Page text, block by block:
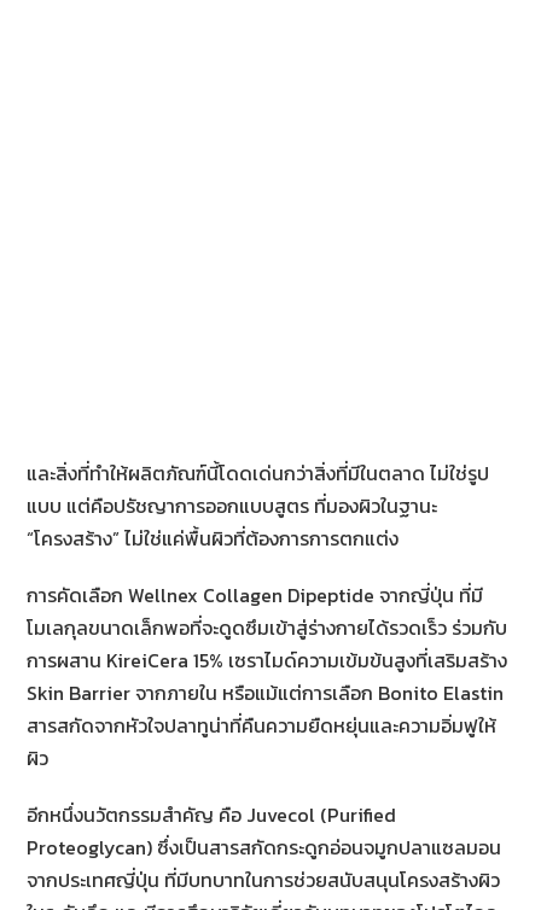
และสิ่งที่ทำให้ผลิตภัณฑ์นี้โดดเด่นกว่าสิ่งที่มีในตลาด ไม่ใช่รูป
แบบ แต่คือปรัชญาการออกแบบสูตร ที่มองผิวในฐานะ
“โครงสร้าง” ไม่ใช่แค่พื้นผิวที่ต้องการการตกแต่ง
การคัดเลือก Wellnex Collagen Dipeptide จากญี่ปุ่น ที่มี
โมเลกุลขนาดเล็กพอที่จะดูดซึมเข้าสู่ร่างกายได้รวดเร็ว ร่วมกับ
การผสาน KireiCera 15% เซราไมด์ความเข้มข้นสูงที่เสริมสร้าง
Skin Barrier จากภายใน หรือแม้แต่การเลือก Bonito Elastin
สารสกัดจากหัวใจปลาทูน่าที่คืนความยืดหยุ่นและความอิ่มฟูให้
ผิว
อีกหนึ่งนวัตกรรมสำคัญ คือ Juvecol (Purified
Proteoglycan) ซึ่งเป็นสารสกัดกระดูกอ่อนจมูกปลาแซลมอน
จากประเทศญี่ปุ่น ที่มีบทบาทในการช่วยสนับสนุนโครงสร้างผิว